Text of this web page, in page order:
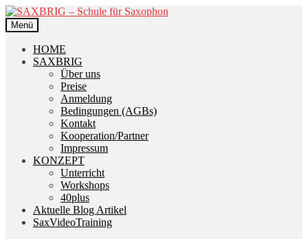
Zur
Navigation
springen
Zum
Inhalt
springen
Menü
HOME
SAXBRIG
Über uns
Preise
Anmeldung
Bedingungen (AGBs)
Kontakt
Kooperation/Partner
Impressum
KONZEPT
Unterricht
Workshops
40plus
Aktuelle Blog Artikel
SaxVideoTraining